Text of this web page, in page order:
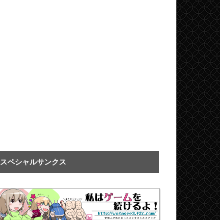
スペシャルサンクス